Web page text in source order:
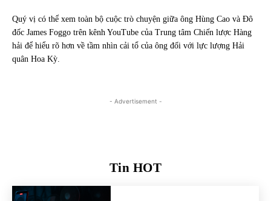
Tin HOT
Quý vị có thể xem toàn bộ cuộc trò chuyện giữa ông Hùng Cao và Đô
đốc James Foggo trên kênh YouTube của Trung tâm Chiến lược Hàng
hải để hiểu rõ hơn về tầm nhìn cải tổ của ông đối với lực lượng Hải
quân Hoa Kỳ.
- Advertisement -